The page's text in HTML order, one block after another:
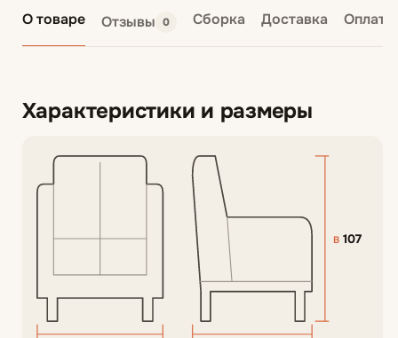
О товаре Отзывы 0 Сборка Доставка Оплата
Характеристики и размеры
В107